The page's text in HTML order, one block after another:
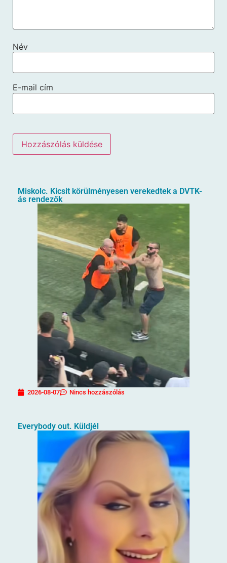
Név
E-mail cím
Miskolc. Kicsit körülményesen verekedtek a DVTK-
ás rendezők
2026-08-07 Nincs hozzászólás
Everybody out. Küldjél